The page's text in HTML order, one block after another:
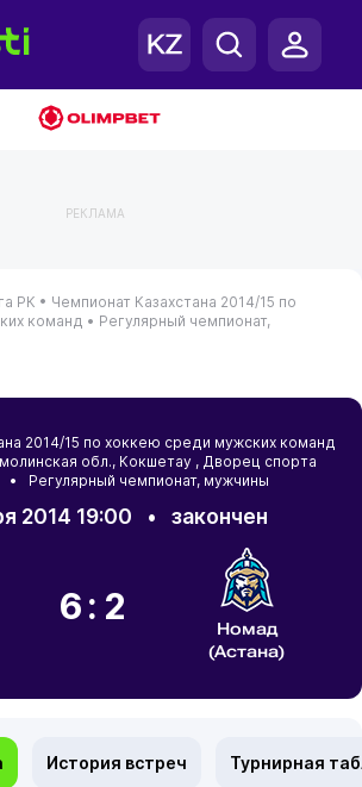
РЕКЛАМА
РК • Чемпионат Казахстана 2014/15 по
команд • Регулярный чемпионат,
2014/15 по хоккею среди мужских команд
обл., Кокшетау , Дворец спорта
• Регулярный чемпионат, мужчины
2014 19:00 • закончен
6:2
Номад
(Астана)
История встреч Турнирная